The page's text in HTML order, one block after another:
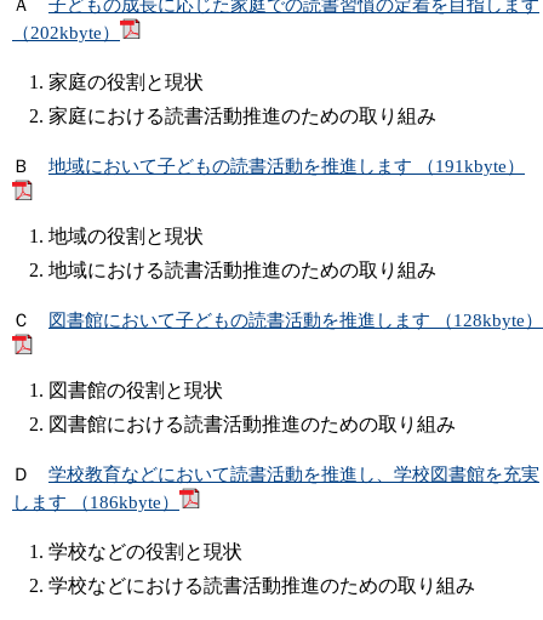
Ａ 子どもの成長に応じた家庭での読書習慣の定着を目指します
（202kbyte）
家庭の役割と現状
家庭における読書活動推進のための取り組み
Ｂ 地域において子どもの読書活動を推進します （191kbyte）
地域の役割と現状
地域における読書活動推進のための取り組み
Ｃ 図書館において子どもの読書活動を推進します （128kbyte）
図書館の役割と現状
図書館における読書活動推進のための取り組み
Ｄ 学校教育などにおいて読書活動を推進し、学校図書館を充実
します （186kbyte）
学校などの役割と現状
学校などにおける読書活動推進のための取り組み